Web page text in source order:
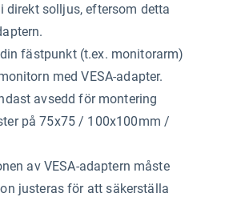
direkt solljus, eftersom detta
fästpunkt (t.ex. monitorarm)
med VESA-adapter.
avsedd för montering
på 75x75 / 100x100mm /
av VESA-adaptern måste
justeras för att säkerställa